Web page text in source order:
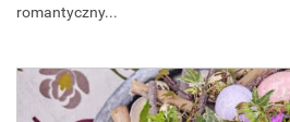
romantyczny...